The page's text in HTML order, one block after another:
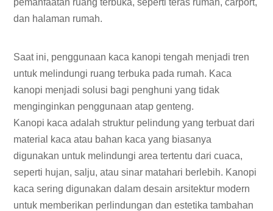
pemanfaatan ruang terbuka, seperti teras rumah, carport,
dan halaman rumah.
Saat ini, penggunaan kaca kanopi tengah menjadi tren
untuk melindungi ruang terbuka pada rumah. Kaca
kanopi menjadi solusi bagi penghuni yang tidak
menginginkan penggunaan atap genteng.
Kanopi kaca adalah struktur pelindung yang terbuat dari
material kaca atau bahan kaca yang biasanya
digunakan untuk melindungi area tertentu dari cuaca,
seperti hujan, salju, atau sinar matahari berlebih. Kanopi
kaca sering digunakan dalam desain arsitektur modern
untuk memberikan perlindungan dan estetika tambahan